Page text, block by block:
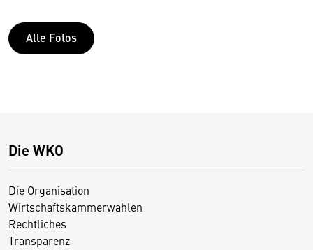
Alle Fotos
Die WKO
Die Organisation
Wirtschaftskammerwahlen
Rechtliches
Transparenz